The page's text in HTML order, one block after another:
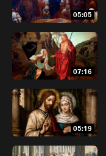
05:05
07:16
05:19